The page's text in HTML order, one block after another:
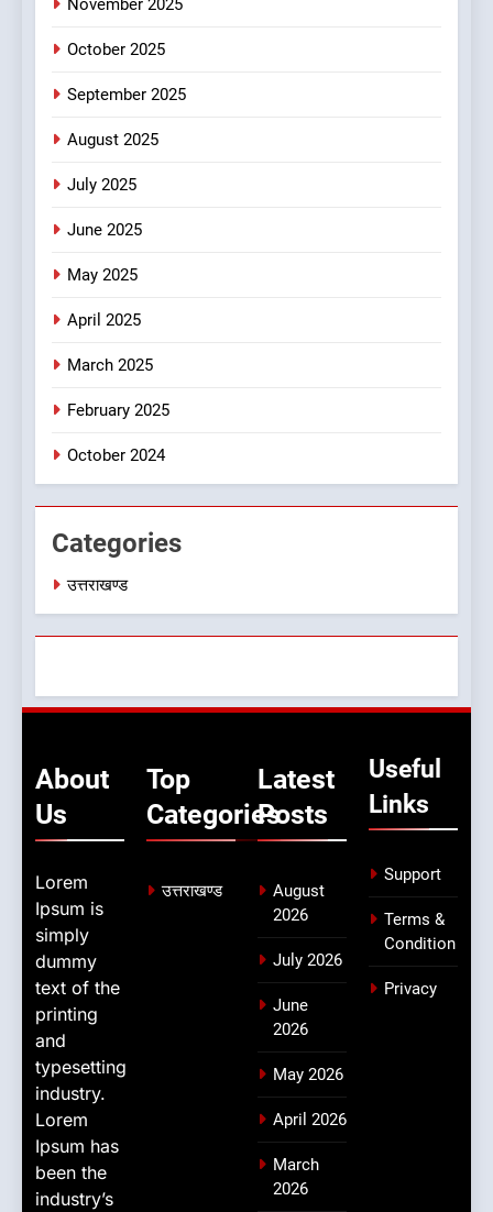
6
7
November 2025
October 2025
September 2025
August 2025
July 2025
June 2025
May 2025
April 2025
March 2025
February 2025
October 2024
Categories
उत्तराखण्ड
About
Us
Lorem
Ipsum is
simply
dummy
text of the
printing
and
typesetting
industry.
Lorem
Ipsum has
been the
industry’s
Top
Categories
उत्तराखण्ड
Latest
Posts
August
2026
July 2026
June
2026
May 2026
April 2026
March
2026
Useful
Links
Support
Terms &
Condition
Privacy